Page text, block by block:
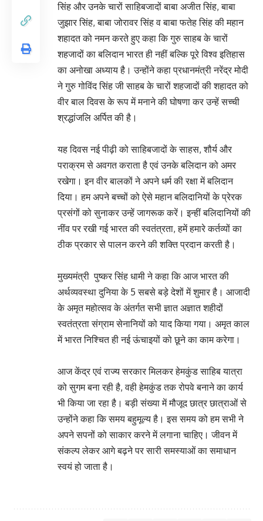
सिंह और उनके चारों साहिबजादों बाबा अजीत सिंह, बाबा
जुझार सिंह, बाबा जोरावर सिंह व बाबा फतेह सिंह की महान
शहादत को नमन करते हुए कहा कि गुरु साहब के चारों
शहजादों का बलिदान भारत ही नहीं बल्कि पूरे विश्व इतिहास
का अनोखा अध्याय है। उन्होंने कहा प्रधानमंत्री नरेंद्र मोदी
ने गुरु गोविंद सिंह जी साहब के चारों शहजादों की शहादत को
वीर बाल दिवस के रूप में मनाने की घोषणा कर उन्हें सच्ची
श्रद्धांजलि अर्पित की है।
यह दिवस नई पीढ़ी को साहिबजादों के साहस, शौर्य और
पराक्रम से अवगत कराता है एवं उनके बलिदान को अमर
रखेगा। इन वीर बालकों ने अपने धर्म की रक्षा में बलिदान
दिया। हम अपने बच्चों को ऐसे महान बलिदानियों के प्रेरक
प्रसंगों को सुनाकर उन्हें जागरूक करें। इन्हीं बलिदानियों की
नींव पर रखी गई भारत की स्वतंत्रता, हमें हमारे कर्तव्यों का
ठीक प्रकार से पालन करने की शक्ति प्रदान करती है।
मुख्यमंत्री पुष्कर सिंह धामी ने कहा कि आज भारत की
अर्थव्यवस्था दुनिया के 5 सबसे बड़े देशों में शुमार है। आजादी
के अमृत महोत्सव के अंतर्गत सभी ज्ञात अज्ञात शहीदों
स्वतंत्रता संग्राम सेनानियों को याद किया गया। अमृत काल
में भारत निश्चित ही नई ऊंचाइयों को छूने का काम करेगा।
आज केंद्र एवं राज्य सरकार मिलकर हेमकुंड साहिब यात्रा
को सुगम बना रही है, वही हेमकुंड तक रोपवे बनाने का कार्य
भी किया जा रहा है। बड़ी संख्या में मौजूद छात्र छात्राओं से
उन्होंने कहा कि समय बहुमूल्य है। इस समय को हम सभी ने
अपने सपनों को साकार करने में लगाना चाहिए। जीवन में
संकल्प लेकर आगे बढ़ने पर सारी समस्याओं का समाधान
स्वयं हो जाता है।